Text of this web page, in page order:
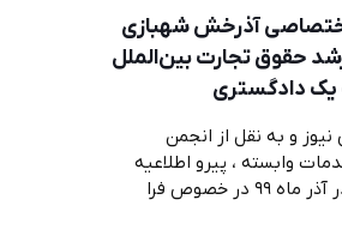
آذرخش شهبازی
حقوق تجارت بین‌الملل
یک دادگستری
و به نقل از انجمن
وابسته ، پیرو اطلاعیه
بانک مرکزی در آذر ماه ۹۹ در خصوص فرا